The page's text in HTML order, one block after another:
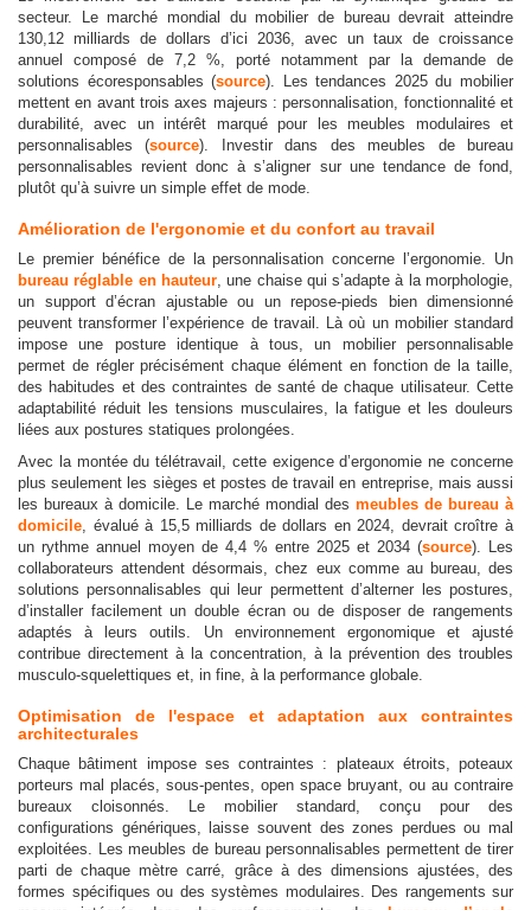
secteur. Le marché mondial du mobilier de bureau devrait atteindre
130,12 milliards de dollars d’ici 2036, avec un taux de croissance
annuel composé de 7,2 %, porté notamment par la demande de
solutions écoresponsables (source). Les tendances 2025 du mobilier
mettent en avant trois axes majeurs : personnalisation, fonctionnalité et
durabilité, avec un intérêt marqué pour les meubles modulaires et
personnalisables (source). Investir dans des meubles de bureau
personnalisables revient donc à s’aligner sur une tendance de fond,
plutôt qu’à suivre un simple effet de mode.
Amélioration de l'ergonomie et du confort au travail
Le premier bénéfice de la personnalisation concerne l’ergonomie. Un
bureau réglable en hauteur, une chaise qui s’adapte à la morphologie,
un support d’écran ajustable ou un repose-pieds bien dimensionné
peuvent transformer l’expérience de travail. Là où un mobilier standard
impose une posture identique à tous, un mobilier personnalisable
permet de régler précisément chaque élément en fonction de la taille,
des habitudes et des contraintes de santé de chaque utilisateur. Cette
adaptabilité réduit les tensions musculaires, la fatigue et les douleurs
liées aux postures statiques prolongées.
Avec la montée du télétravail, cette exigence d’ergonomie ne concerne
plus seulement les sièges et postes de travail en entreprise, mais aussi
les bureaux à domicile. Le marché mondial des meubles de bureau à
domicile , évalué à 15,5 milliards de dollars en 2024, devrait croître à
un rythme annuel moyen de 4,4 % entre 2025 et 2034 (source). Les
collaborateurs attendent désormais, chez eux comme au bureau, des
solutions personnalisables qui leur permettent d’alterner les postures,
d’installer facilement un double écran ou de disposer de rangements
adaptés à leurs outils. Un environnement ergonomique et ajusté
contribue directement à la concentration, à la prévention des troubles
musculo-squelettiques et, in fine, à la performance globale.
Optimisation de l'espace et adaptation aux contraintes
architecturales
Chaque bâtiment impose ses contraintes : plateaux étroits, poteaux
porteurs mal placés, sous-pentes, open space bruyant, ou au contraire
bureaux cloisonnés. Le mobilier standard, conçu pour des
configurations génériques, laisse souvent des zones perdues ou mal
exploitées. Les meubles de bureau personnalisables permettent de tirer
parti de chaque mètre carré, grâce à des dimensions ajustées, des
formes spécifiques ou des systèmes modulaires. Des rangements sur